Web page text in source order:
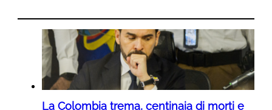
La Colombia trema, centinaia di morti e